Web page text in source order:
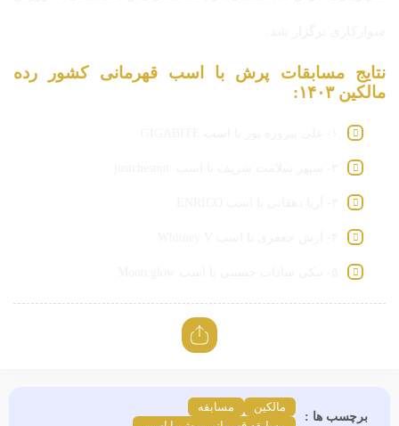
نتایج مسابقات پرش با اسب قهرمانی کشور رده
مالکین ۱۴۰۳:
برچسب ها :
مالکین
مسابقه